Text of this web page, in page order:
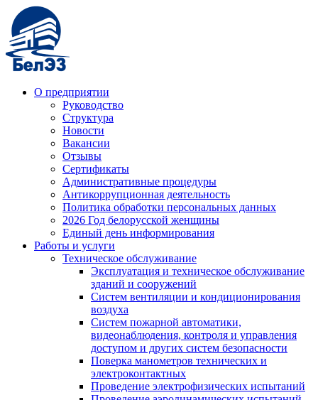
О предприятии
Руководство
Структура
Новости
Вакансии
Отзывы
Сертификаты
Административные процедуры
Антикоррупционная деятельность
Политика обработки персональных данных
2026 Год белорусской женщины
Единый день информирования
Работы и услуги
Техническое обслуживание
Эксплуатация и техническое обслуживание
зданий и сооружений
Систем вентиляции и кондиционирования
воздуха
Систем пожарной автоматики,
видеонаблюдения, контроля и управления
доступом и других систем безопасности
Поверка манометров технических и
электроконтактных
Проведение электрофизических испытаний